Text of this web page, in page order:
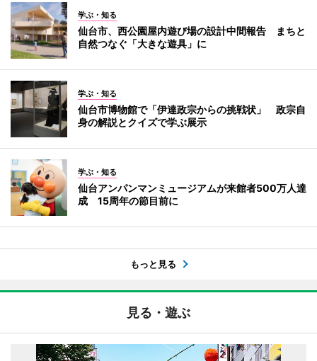
学ぶ・知る
仙台市、西公園屋内遊び場の設計中間報告 まちと
自然つなぐ「大きな遊具」に
学ぶ・知る
仙台市博物館で「伊達政宗からの挑戦状」 政宗自
身の解説とクイズで学ぶ展示
学ぶ・知る
仙台アンパンマンミュージアムが来館者500万人達
成 15周年の節目前に
もっと見る
見る・遊ぶ